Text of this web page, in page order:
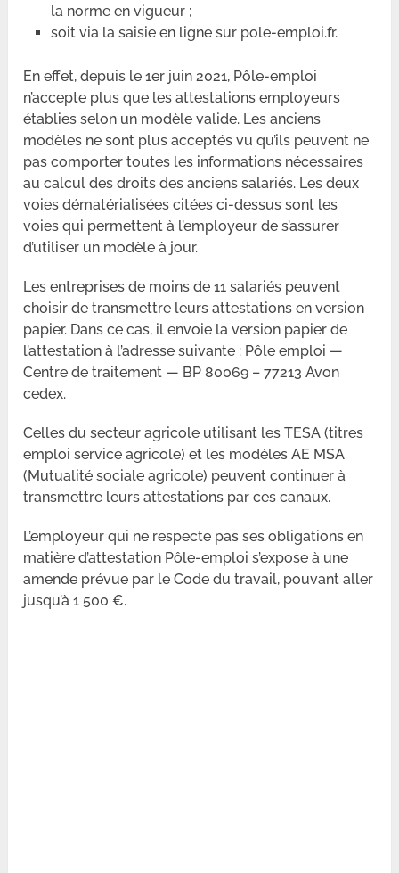
la norme en vigueur ;
soit via la saisie en ligne sur pole-emploi.fr.
En effet, depuis le 1er juin 2021, Pôle-emploi
n’accepte plus que les attestations employeurs
établies selon un modèle valide. Les anciens
modèles ne sont plus acceptés vu qu’ils peuvent ne
pas comporter toutes les informations nécessaires
au calcul des droits des anciens salariés. Les deux
voies dématérialisées citées ci-dessus sont les
voies qui permettent à l’employeur de s’assurer
d’utiliser un modèle à jour.
Les entreprises de moins de 11 salariés peuvent
choisir de transmettre leurs attestations en version
papier. Dans ce cas, il envoie la version papier de
l’attestation à l’adresse suivante : Pôle emploi —
Centre de traitement — BP 80069 – 77213 Avon
cedex.
Celles du secteur agricole utilisant les TESA (titres
emploi service agricole) et les modèles AE MSA
(Mutualité sociale agricole) peuvent continuer à
transmettre leurs attestations par ces canaux.
L’employeur qui ne respecte pas ses obligations en
matière d’attestation Pôle-emploi s’expose à une
amende prévue par le Code du travail, pouvant aller
jusqu’à 1 500 €.